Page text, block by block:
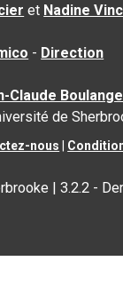
et Nadine
- Direction
Claude
de
nous
|3.2.2 -